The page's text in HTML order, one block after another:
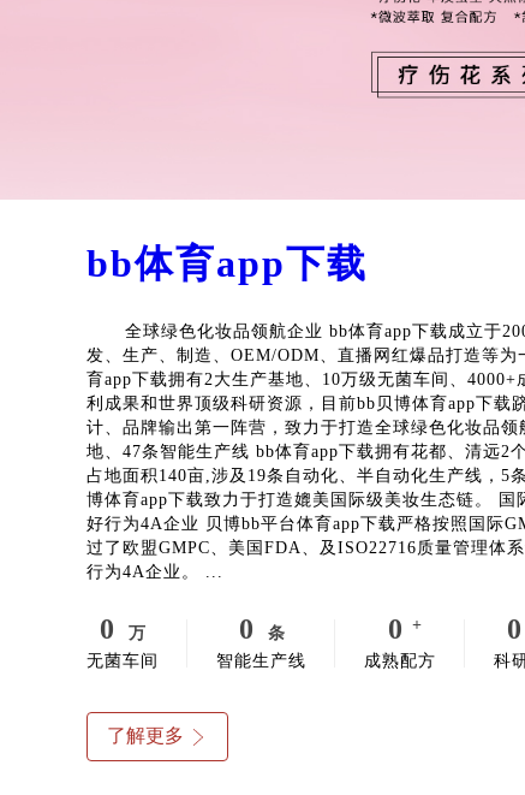
bb体育app下载
全球绿色化妆品领航企业 bb体育app下载成立于
发、生产、制造、OEM/ODM、直播网红爆品打造等为
育app下载拥有2大生产基地、10万级无菌车间、4000+
利成果和世界顶级科研资源，目前bb贝博体育app下载
计、品牌输出第一阵营，致力于打造全球绿色化妆品
地、47条智能生产线 bb体育app下载拥有花都、清远2
占地面积140亩,涉及19条自动化、半自动化生产线，5
博体育app下载致力于打造媲美国际级美妆生态链。 国
好行为4A企业 贝博bb平台体育app下载严格按照国际
过了欧盟GMPC、美国FDA、及ISO22716质量管理体
行为4A企业。 ...
0
万
无菌车间
0
条
智能生产线
0 +
成熟配方
0
科
了解更多